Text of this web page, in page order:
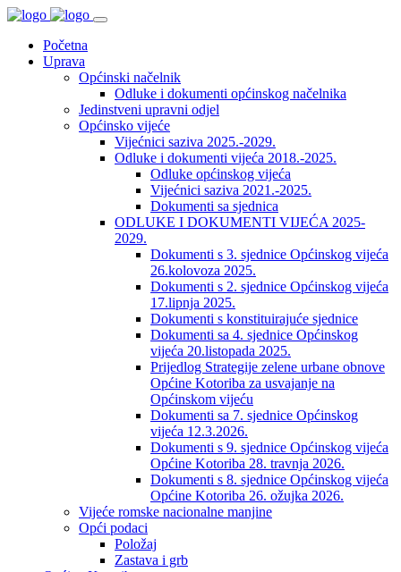
Početna
Uprava
Općinski načelnik
Odluke i dokumenti općinskog načelnika
Jedinstveni upravni odjel
Općinsko vijeće
Vijećnici saziva 2025.-2029.
Odluke i dokumenti vijeća 2018.-2025.
Odluke općinskog vijeća
Vijećnici saziva 2021.-2025.
Dokumenti sa sjednica
ODLUKE I DOKUMENTI VIJEĆA 2025-
2029.
Dokumenti s 3. sjednice Općinskog vijeća
26.kolovoza 2025.
Dokumenti s 2. sjednice Općinskog vijeća
17.lipnja 2025.
Dokumenti s konstituirajuće sjednice
Dokumenti sa 4. sjednice Općinskog
vijeća 20.listopada 2025.
Prijedlog Strategije zelene urbane obnove
Općine Kotoriba za usvajanje na
Općinskom vijeću
Dokumenti sa 7. sjednice Općinskog
vijeća 12.3.2026.
Dokumenti s 9. sjednice Općinskog vijeća
Općine Kotoriba 28. travnja 2026.
Dokumenti s 8. sjednice Općinskog vijeća
Općine Kotoriba 26. ožujka 2026.
Vijeće romske nacionalne manjine
Opći podaci
Položaj
Zastava i grb